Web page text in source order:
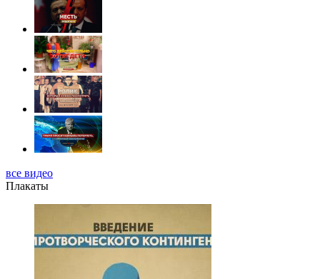
все видео
Плакаты